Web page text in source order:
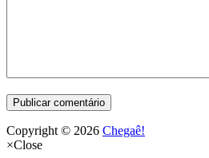
Copyright © 2026 Chegaê!
×Close